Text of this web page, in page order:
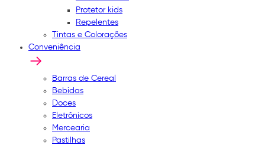
Protetor kids
Repelentes
Tintas e Colorações
Conveniência
Barras de Cereal
Bebidas
Doces
Eletrônicos
Mercearia
Pastilhas